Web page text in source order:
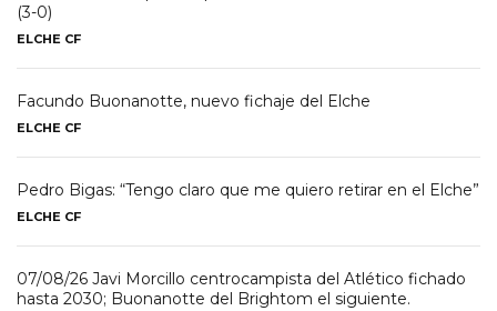
(3-0)
ELCHE CF
Facundo Buonanotte, nuevo fichaje del Elche
ELCHE CF
Pedro Bigas: “Tengo claro que me quiero retirar en el Elche”
ELCHE CF
07/08/26 Javi Morcillo centrocampista del Atlético fichado
hasta 2030; Buonanotte del Brightom el siguiente.